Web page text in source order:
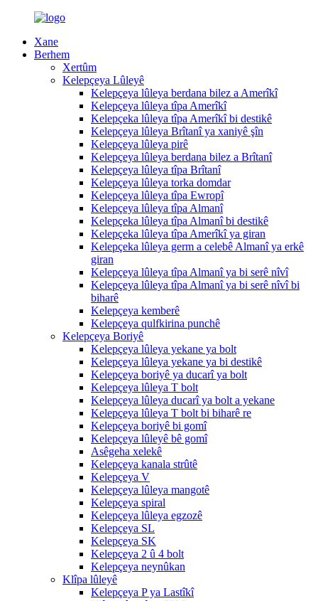
Xane
Berhem
Xertûm
Kelepçeya Lûleyê
Kelepçeya lûleya berdana bilez a Amerîkî
Kelepçeya lûleya tîpa Amerîkî
Kelepçeka lûleya tîpa Amerîkî bi destikê
Kelepçeya lûleya Brîtanî ya xaniyê şîn
Kelepçeya lûleya pirê
Kelepçeya lûleya berdana bilez a Brîtanî
Kelepçeya lûleya tîpa Brîtanî
Kelepçeya lûleya torka domdar
Kelepçeya lûleya tîpa Ewropî
Kelepçeya lûleya tîpa Almanî
Kelepçeka lûleya tîpa Almanî bi destikê
Kelepçeka lûleya tîpa Amerîkî ya giran
Kelepçeka lûleya germ a celebê Almanî ya erkê
giran
Kelepçeya lûleya tîpa Almanî ya bi serê nîvî
Kelepçeya lûleya tîpa Almanî ya bi serê nîvî bi
biharê
Kelepçeya kemberê
Kelepçeya qulfkirina punchê
Kelepçeya Boriyê
Kelepçeya lûleya yekane ya bolt
Kelepçeya lûleya yekane ya bi destikê
Kelepçeya boriyê ya ducarî ya bolt
Kelepçeya lûleya T bolt
Kelepçeya lûleya ducarî ya bolt a yekane
Kelepçeya lûleya T bolt bi biharê re
Kelepçeya boriyê bi gomî
Kelepçeya lûleyê bê gomî
Asêgeha xelekê
Kelepçeya kanala strûtê
Kelepçeya V
Kelepçeya lûleya mangotê
Kelepçeya spiral
Kelepçeya lûleya egzozê
Kelepçeya SL
Kelepçeya SK
Kelepçeya 2 û 4 bolt
Kelepçeya neynûkan
Klîpa lûleyê
Kelepçeya P ya Lastîkî